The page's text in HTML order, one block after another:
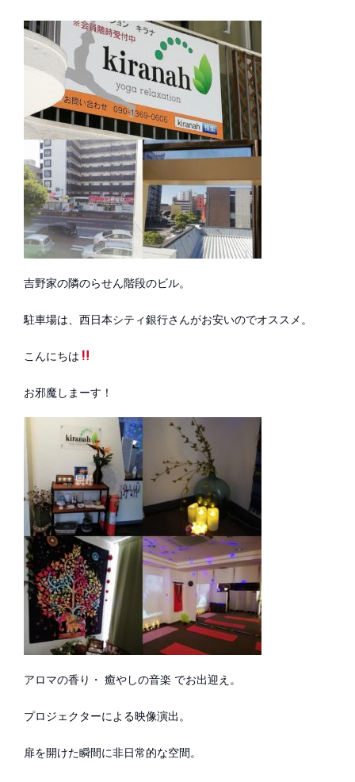
吉野家の隣のらせん階段のビル。
駐車場は、西日本シティ銀行さんがお安いのでオススメ。
こんにちは
お邪魔しまーす！
アロマの香り・ 癒やしの音楽 でお出迎え。
プロジェクターによる映像演出。
扉を開けた瞬間に非日常的な空間。